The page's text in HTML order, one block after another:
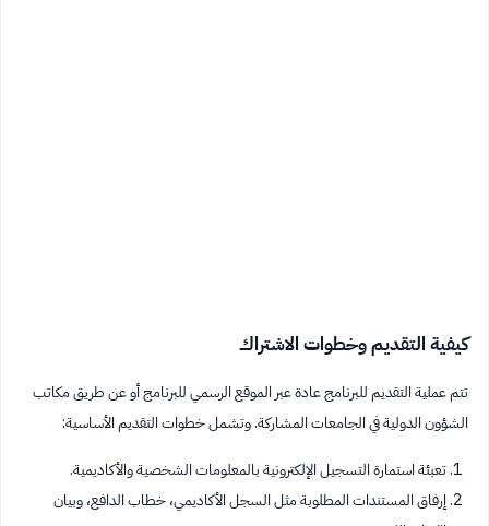
كيفية التقديم وخطوات الاشتراك
تتم عملية التقديم للبرنامج عادة عبر الموقع الرسمي للبرنامج أو عن طريق مكاتب
الشؤون الدولية في الجامعات المشاركة. وتشمل خطوات التقديم الأساسية:
تعبئة استمارة التسجيل الإلكترونية بالمعلومات الشخصية والأكاديمية.
إرفاق المستندات المطلوبة مثل السجل الأكاديمي، خطاب الدافع، وبيان